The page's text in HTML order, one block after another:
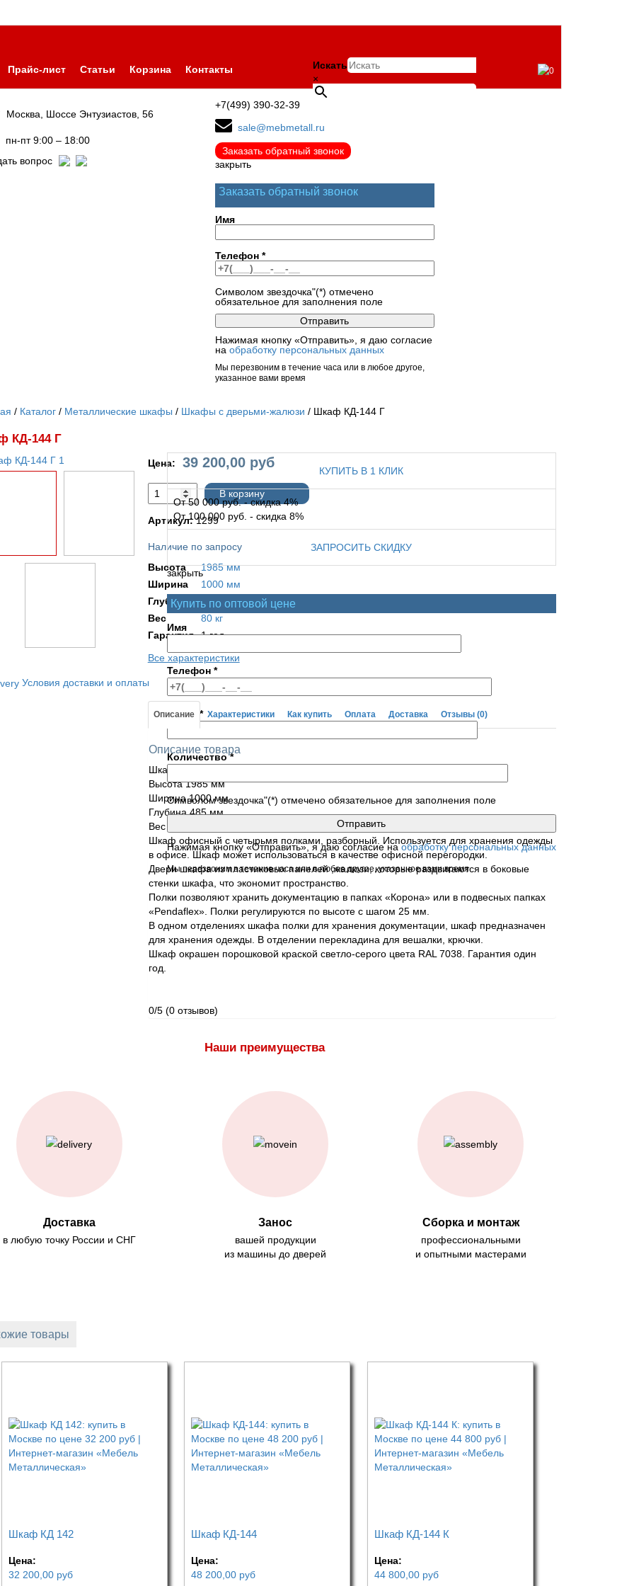
Прайс-лист Статьи Корзина Контакты
Искать
×
0
Москва, Шоссе Энтузиастов, 56
пн-пт 9:00 – 18:00
вопрос
+7(499) 390-32-39
sale@mebmetall.ru
Заказать обратный звонок
закрыть
Заказать обратный звонок
Имя
Телефон *
Символом звездочка"(*) отмечено
обязательное для заполнения поле
Нажимая кнопку «Отправить», я даю согласие
на обработку персональных данных
Мы перезвоним в течение часа или в любое другое,
указанное вами время
Каталог Металлические шкафы Шкафы с дверьми-жалюзи Шкаф КД-144 Г
КД-144 Г
Цена: 39 200,00 руб
В корзину
КУПИТЬ В 1 КЛИК
От 50 000 руб. - скидка 4%
От 100 000 руб. - скидка 8%
ЗАПРОСИТЬ СКИДКУ
закрыть
Купить по оптовой цене
Имя
Телефон *
E-mail *
Количество*
Символом звездочка"(*) отмечено обязательное для заполнения поле
Нажимая кнопку «Отправить», я даю согласие наобработку персональных данных
Мы перезвоним в течение часа или в любое другое, указанное вами время
Артикул:1299
Наличие по запросу
Высота
1985 мм
Ширина
1000 мм
Глубина
485 мм
Вес
80 кг
Гарантия
1 год
Все характеристики
Условия доставки и оплаты
Описание Характеристики Как купить Оплата Доставка Отзывы(0)
Описание товара
Шкаф с дверьми-жалюзи КД-144 Г, гардеробный.
Высота 1985 мм
Ширина 1000 мм
Глубина 485 мм
Вес 80 кг
Шкаф офисный с четырьмя полками, разборный. Используется для хранения одежды
в офисе. Шкаф может использоваться в качестве офисной перегородки.
Двери шкафа из пластиковых панелей ,жалюзи, которые раздвигаются в боковые
стенки шкафа, что экономит пространство.
Полки позволяют хранить документацию в папках «Корона» или в подвесных папках
«Pendaflex». Полки регулируются по высоте с шагом 25 мм.
В одном отделениях шкафа полки для хранения документации, шкаф предназначен
для хранения одежды. В отделении перекладина для вешалки, крючки.
Шкаф окрашен порошковой краской светло-серого цвета RAL 7038. Гарантия один
год.
0/5 (0 отзывов)
Наши преимущества
Доставка
в любую точку России и СНГ
Занос
вашей продукции
из машины до дверей
Сборка и монтаж
профессиональными
и опытными мастерами
товары
Шкаф КД 142
Цена:
32 200,00 руб
Шкаф КД-144
Цена:
48 200,00 руб
Шкаф КД-144 К
Цена:
44 800,00 руб